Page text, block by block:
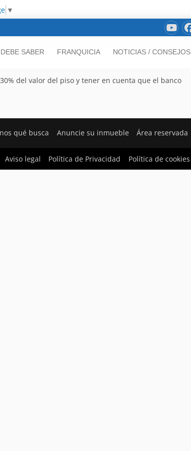
▼
DEBE SABER FRANQUICIA NOTICIAS / CONSEJOS
del valor del piso y tener en cuenta que el banco
qué busca Anuncie su inmueble Área reservada
Aviso legal Política de Privacidad Política de cookies